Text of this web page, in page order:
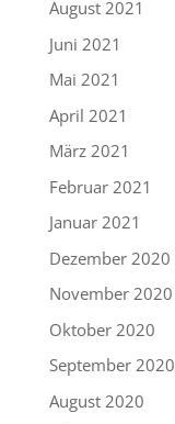
August 2021
Juni 2021
Mai 2021
April 2021
März 2021
Februar 2021
Januar 2021
Dezember 2020
November 2020
Oktober 2020
September 2020
August 2020